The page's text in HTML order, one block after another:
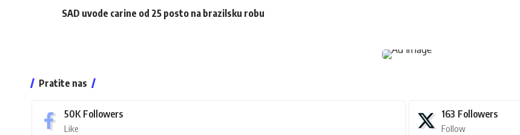
SAD uvode carine od 25 posto na brazilsku robu
Pratite nas
50K Followers
Like
163 Followers
Follow